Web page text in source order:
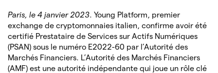
Paris, le 4 janvier 2023. Young Platform, premier
exchange de cryptomonnaies italien, confirme avoir été
certifié Prestataire de Services sur Actifs Numériques
(PSAN) sous le numéro E2022-60 par l’Autorité des
Marchés Financiers. L’Autorité des Marchés Financiers
(AMF) est une autorité indépendante qui joue un rôle clé